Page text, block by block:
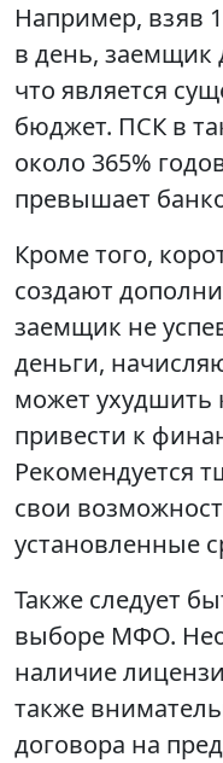
Например, взяв
в день, заемщик
что является
бюджет. ПСК в
около 365%
превышает
Кроме того,
создают
заемщик не
деньги,
может ухудшить
привести к
Рекомендуется
свои
установленные
Также следует
выборе МФО.
наличие
также
договора на